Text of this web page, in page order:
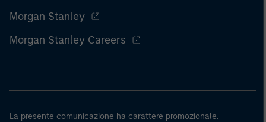
Morgan Stanley
Morgan Stanley Careers
La presente comunicazione ha carattere promozionale.